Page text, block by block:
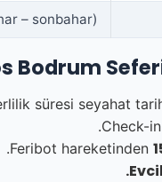
– sonbahar)
Bodrum
süresi seyahat
Check-
Feribot hareketinden